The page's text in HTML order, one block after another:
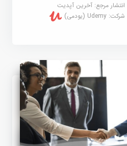
انتشار مرجع:آخرین آپدیت
شرکت:Udemy (یودمی)